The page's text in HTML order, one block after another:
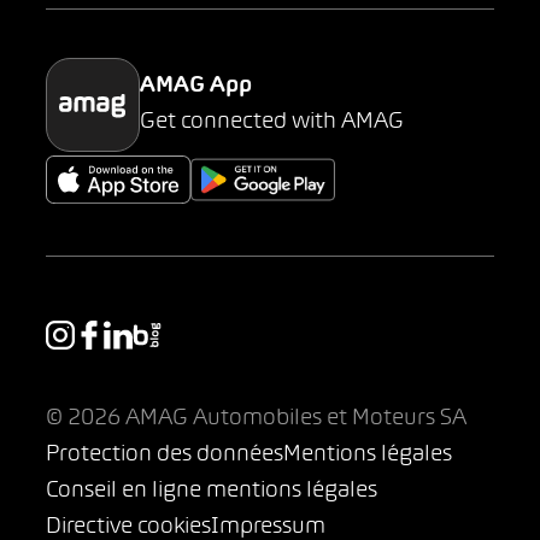
Parking
AMAG App
Get connected with AMAG
© 2026 AMAG Automobiles et Moteurs SA
Protection des donnéesMentions légales
Conseil en ligne mentions légales
Directive cookiesImpressum